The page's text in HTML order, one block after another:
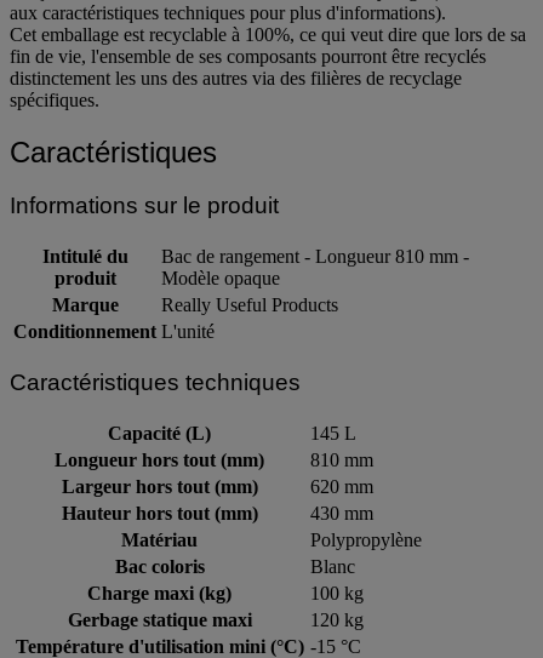
aux caractéristiques techniques pour plus d'informations).
Cet emballage est recyclable à 100%, ce qui veut dire que lors de sa
fin de vie, l'ensemble de ses composants pourront être recyclés
distinctement les uns des autres via des filières de recyclage
spécifiques.
Caractéristiques
Informations sur le produit
Intitulé du
produit
Bac de rangement - Longueur 810 mm -
Modèle opaque
Marque
Really Useful Products
Conditionnement L'unité
Caractéristiques techniques
Capacité (L)
145 L
Longueur hors tout (mm)
810 mm
Largeur hors tout (mm)
620 mm
Hauteur hors tout (mm)
430 mm
Matériau
Polypropylène
Bac coloris
Blanc
Charge maxi (kg)
100 kg
Gerbage statique maxi
120 kg
Température d'utilisation mini (°C) -15 °C